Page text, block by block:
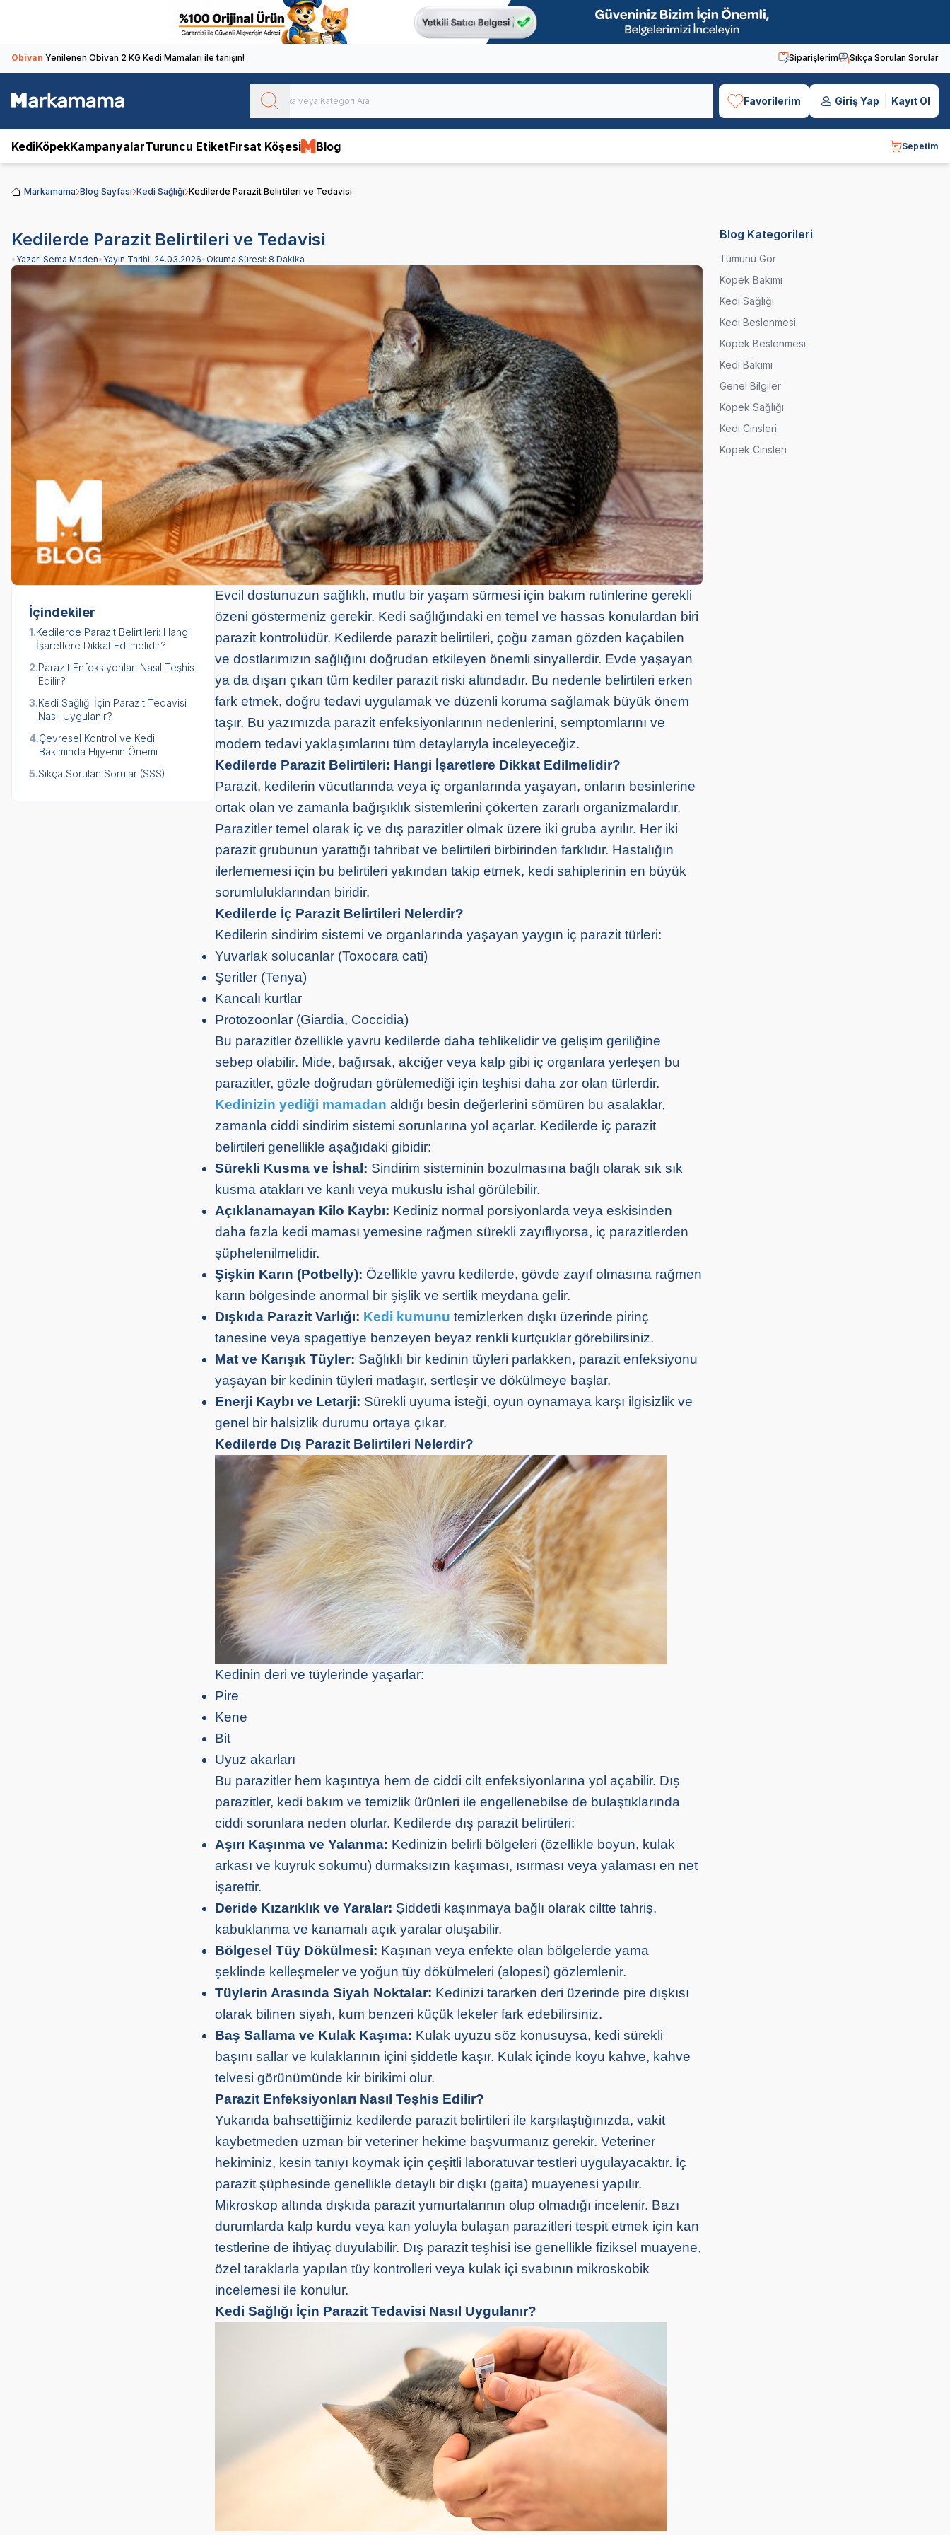
Obivan Yenilenen Obivan 2 KG Kedi Mamaları ile tanışın! Siparişlerim Sıkça Sorulan Sorular
Favorilerim Giriş Yap Kayıt Ol
KediKöpekKampanyalarTuruncu EtiketFırsat Köşesi Blog Sepetim
Markamama Blog Sayfası Kedi Sağlığı Kedilerde Parazit Belirtileri ve Tedavisi
Kedilerde Parazit Belirtileri ve Tedavisi
• Yazar: Sema Maden• Yayın Tarihi: 24.03.2026•Okuma Süresi: 8 Dakika
İçindekiler
1.Kedilerde Parazit Belirtileri: Hangi
İşaretlere Dikkat Edilmelidir?
2.Parazit Enfeksiyonları Nasıl Teşhis
Edilir?
3.Kedi Sağlığı İçin Parazit Tedavisi
Nasıl Uygulanır?
4.Çevresel Kontrol ve Kedi
Bakımında Hijyenin Önemi
5.Sıkça Sorulan Sorular (SSS)
Evcil dostunuzun sağlıklı, mutlu bir yaşam sürmesi için bakım rutinlerine gerekli
özeni göstermeniz gerekir. Kedi sağlığındaki en temel ve hassas konulardan biri
parazit kontrolüdür. Kedilerde parazit belirtileri, çoğu zaman gözden kaçabilen
ve dostlarımızın sağlığını doğrudan etkileyen önemli sinyallerdir. Evde yaşayan
ya da dışarı çıkan tüm kediler parazit riski altındadır. Bu nedenle belirtileri erken
fark etmek, doğru tedavi uygulamak ve düzenli koruma sağlamak büyük önem
taşır. Bu yazımızda parazit enfeksiyonlarının nedenlerini, semptomlarını ve
modern tedavi yaklaşımlarını tüm detaylarıyla inceleyeceğiz.
Kedilerde Parazit Belirtileri: Hangi İşaretlere Dikkat Edilmelidir?
Parazit, kedilerin vücutlarında veya iç organlarında yaşayan, onların besinlerine
ortak olan ve zamanla bağışıklık sistemlerini çökerten zararlı organizmalardır.
Parazitler temel olarak iç ve dış parazitler olmak üzere iki gruba ayrılır. Her iki
parazit grubunun yarattığı tahribat ve belirtileri birbirinden farklıdır. Hastalığın
ilerlememesi için bu belirtileri yakından takip etmek, kedi sahiplerinin en büyük
sorumluluklarından biridir.
Kedilerde İç Parazit Belirtileri Nelerdir?
Kedilerin sindirim sistemi ve organlarında yaşayan yaygın iç parazit türleri:
Yuvarlak solucanlar (Toxocara cati)
Şeritler (Tenya)
Kancalı kurtlar
Protozoonlar (Giardia, Coccidia)
Bu parazitler özellikle yavru kedilerde daha tehlikelidir ve gelişim geriliğine
sebep olabilir. Mide, bağırsak, akciğer veya kalp gibi iç organlara yerleşen bu
parazitler, gözle doğrudan görülemediği için teşhisi daha zor olan türlerdir.
Kedinizin yediği mamadan aldığı besin değerlerini sömüren bu asalaklar,
zamanla ciddi sindirim sistemi sorunlarına yol açarlar. Kedilerde iç parazit
belirtileri genellikle aşağıdaki gibidir:
Sürekli Kusma ve İshal: Sindirim sisteminin bozulmasına bağlı olarak sık sık
kusma atakları ve kanlı veya mukuslu ishal görülebilir.
Açıklanamayan Kilo Kaybı: Kediniz normal porsiyonlarda veya eskisinden
daha fazla kedi maması yemesine rağmen sürekli zayıflıyorsa, iç parazitlerden
şüphelenilmelidir.
Şişkin Karın (Potbelly): Özellikle yavru kedilerde, gövde zayıf olmasına rağmen
karın bölgesinde anormal bir şişlik ve sertlik meydana gelir.
Dışkıda Parazit Varlığı: Kedi kumunu temizlerken dışkı üzerinde pirinç
tanesine veya spagettiye benzeyen beyaz renkli kurtçuklar görebilirsiniz.
Mat ve Karışık Tüyler: Sağlıklı bir kedinin tüyleri parlakken, parazit enfeksiyonu
yaşayan bir kedinin tüyleri matlaşır, sertleşir ve dökülmeye başlar.
Enerji Kaybı ve Letarji: Sürekli uyuma isteği, oyun oynamaya karşı ilgisizlik ve
genel bir halsizlik durumu ortaya çıkar.
Kedilerde Dış Parazit Belirtileri Nelerdir?
Kedinin deri ve tüylerinde yaşarlar:
Pire
Kene
Bit
Uyuz akarları
Bu parazitler hem kaşıntıya hem de ciddi cilt enfeksiyonlarına yol açabilir. Dış
parazitler, kedi bakım ve temizlik ürünleri ile engellenebilse de bulaştıklarında
ciddi sorunlara neden olurlar. Kedilerde dış parazit belirtileri:
Aşırı Kaşınma ve Yalanma: Kedinizin belirli bölgeleri (özellikle boyun, kulak
arkası ve kuyruk sokumu) durmaksızın kaşıması, ısırması veya yalaması en net
işarettir.
Deride Kızarıklık ve Yaralar: Şiddetli kaşınmaya bağlı olarak ciltte tahriş,
kabuklanma ve kanamalı açık yaralar oluşabilir.
Bölgesel Tüy Dökülmesi: Kaşınan veya enfekte olan bölgelerde yama
şeklinde kelleşmeler ve yoğun tüy dökülmeleri (alopesi) gözlemlenir.
Tüylerin Arasında Siyah Noktalar: Kedinizi tararken deri üzerinde pire dışkısı
olarak bilinen siyah, kum benzeri küçük lekeler fark edebilirsiniz.
Baş Sallama ve Kulak Kaşıma: Kulak uyuzu söz konusuysa, kedi sürekli
başını sallar ve kulaklarının içini şiddetle kaşır. Kulak içinde koyu kahve, kahve
telvesi görünümünde kir birikimi olur.
Parazit Enfeksiyonları Nasıl Teşhis Edilir?
Yukarıda bahsettiğimiz kedilerde parazit belirtileri ile karşılaştığınızda, vakit
kaybetmeden uzman bir veteriner hekime başvurmanız gerekir. Veteriner
hekiminiz, kesin tanıyı koymak için çeşitli laboratuvar testleri uygulayacaktır. İç
parazit şüphesinde genellikle detaylı bir dışkı (gaita) muayenesi yapılır.
Mikroskop altında dışkıda parazit yumurtalarının olup olmadığı incelenir. Bazı
durumlarda kalp kurdu veya kan yoluyla bulaşan parazitleri tespit etmek için kan
testlerine de ihtiyaç duyulabilir. Dış parazit teşhisi ise genellikle fiziksel muayene,
özel taraklarla yapılan tüy kontrolleri veya kulak içi svabının mikroskobik
incelemesi ile konulur.
Kedi Sağlığı İçin Parazit Tedavisi Nasıl Uygulanır?
Blog Kategorileri
Tümünü Gör
Köpek Bakımı
Kedi Sağlığı
Kedi Beslenmesi
Köpek Beslenmesi
Kedi Bakımı
Genel Bilgiler
Köpek Sağlığı
Kedi Cinsleri
Köpek Cinsleri